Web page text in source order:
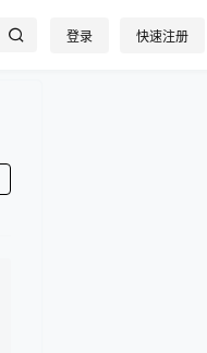
登录 快速注册